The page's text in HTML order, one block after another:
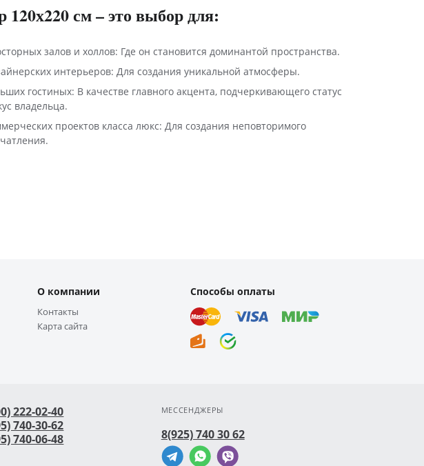
120х220 см – это выбор для:
залов и холлов: Где он становится доминантой пространства.
интерьеров: Для создания уникальной атмосферы.
гостиных: В качестве главного акцента, подчеркивающего статус
владельца.
проектов класса люкс: Для создания неповторимого
О компании
Контакты
Карта сайта
Способы оплаты
222-02-40
740-30-62
740-06-48
МЕССЕНДЖЕРЫ
8(925) 740 30 62